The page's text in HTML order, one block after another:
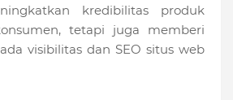
kredibilitas produk
tetapi juga memberi
visibilitas dan SEO situs web